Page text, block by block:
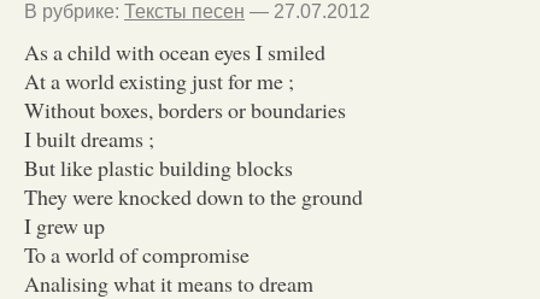
В рубрике: Тексты песен — 27.07.2012
As a child with ocean eyes I smiled
At a world existing just for me ;
Without boxes, borders or boundaries
I built dreams ;
But like plastic building blocks
They were knocked down to the ground
I grew up
To a world of compromise
Analising what it means to dream